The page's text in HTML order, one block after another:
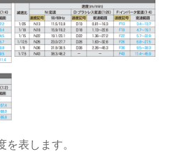
表します。